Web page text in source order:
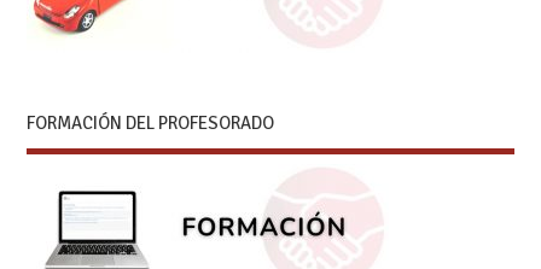
FORMACIÓN DEL PROFESORADO